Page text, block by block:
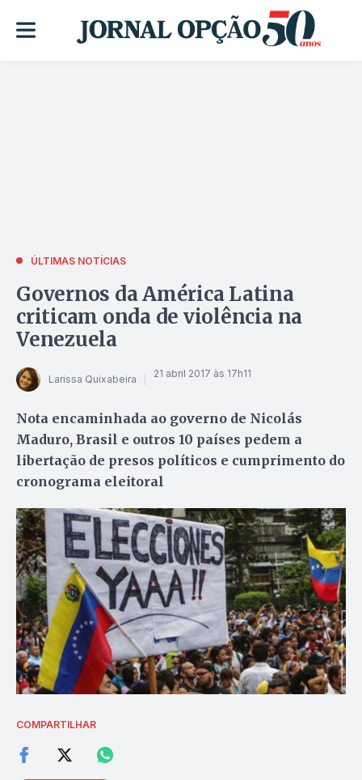
ÚLTIMAS NOTÍCIAS
Governos da América Latina
criticam onda de violência na
Venezuela
Larissa Quixabeira 21 abril 2017 às 17h11
Nota encaminhada ao governo de Nicolás
Maduro, Brasil e outros 10 países pedem a
libertação de presos políticos e cumprimento do
cronograma eleitoral
COMPARTILHAR